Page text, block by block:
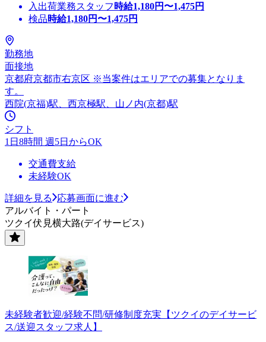
入出荷業務スタッフ 時給1,180円〜1,475円
検品時給1,180円〜1,475円
勤務地
面接地
京都府京都市右京区 ※当案件はエリアでの募集となりま
す。
西院(京福)駅、西京極駅、山ノ内(京都)駅
シフト
1日8時間 週5日からOK
交通費支給
未経験OK
詳細を見る
応募画面に進む
アルバイト・パート
ツクイ伏見横大路(デイサービス)
未経験者歓迎/経験不問/研修制度充実【ツクイのデイサービ
ス/送迎スタッフ求人】